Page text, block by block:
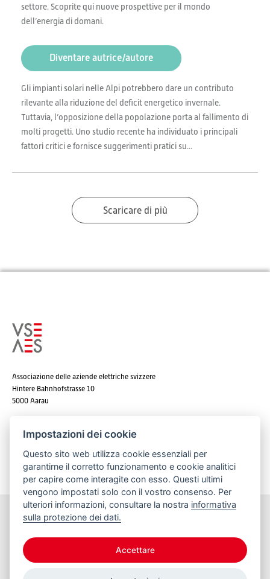
settore. Scoprite qui nuove prospettive per il mondo
dell’energia di domani.
Diventare autrice/autore
Gli impianti solari nelle Alpi potrebbero dare un contributo
rilevante alla riduzione del deficit energetico invernale.
Tuttavia, l’opposizione della popolazione porta al fallimento di
molti progetti. Uno studio recente ha individuato i principali
fattori critici e fornisce suggerimenti pratici su...
Scaricare di più
Associazione delle aziende elettriche svizzere
Hintere Bahnhofstrasse 10
5000 Aarau
E-mail: info@strom.ch
Rimanere informato
Impostazioni dei cookie
Questo sito web utilizza cookie essenziali per
garantirne il corretto funzionamento e cookie analitici
per capire come interagite con esso. Questi ultimi
vengono impostati solo con il vostro consenso. Per
ulteriori informazioni, consultare la nostra informativa
sulla protezione dei dati.
Accettare